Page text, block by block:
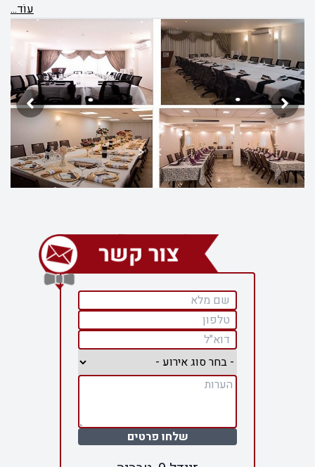
עוֹד...
שלחו פרטים